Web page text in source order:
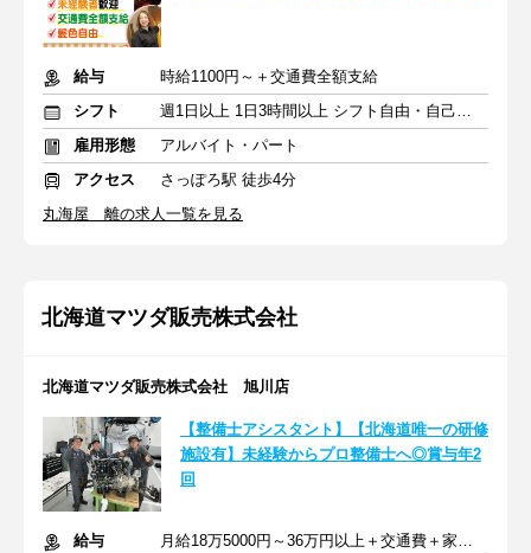
給与
時給1100円～＋交通費全額支給
シフト
週1日以上 1日3時間以上 シフト自由・自己申告
雇用形態
アルバイト・パート
アクセス
さっぽろ駅 徒歩4分
丸海屋 離の求人一覧を見る
北海道マツダ販売株式会社
北海道マツダ販売株式会社 旭川店
【整備士アシスタント】【北海道唯一の研修
施設有】未経験からプロ整備士へ◎賞与年2
回
給与
月給18万5000円～36万円以上＋交通費＋家族手当＋住宅手当＋賞与